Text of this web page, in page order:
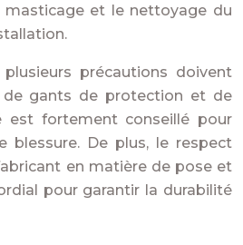
masticage et le nettoyage du
plusieurs précautions doivent
gants de protection et de
est fortement conseillé pour
blessure. De plus, le respect
en matière de pose et
pour garantir la durabilité